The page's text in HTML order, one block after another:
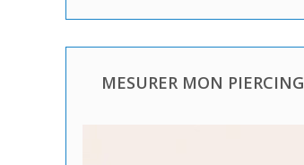
MESURER MON PIERCING